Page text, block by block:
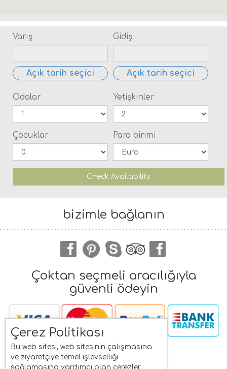
Varış
Açık tarih seçici
Gidiş
Açık tarih seçici
Odalar Yetişkinler
Çocuklar Para birimi
Check Availability
bizimle bağlanın
Çoktan seçmeli aracılığıyla
güvenli ödeyin
Navigation
Çerez Politikası
Bu web sitesi, web sitesinin çalışmasına
ve ziyaretçiye temel işlevselliği
sağlamasına yardımcı olan çerezler